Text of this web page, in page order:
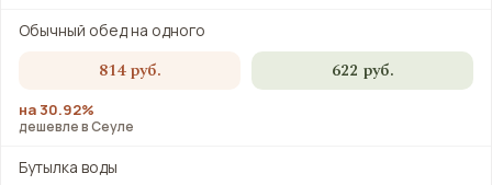
Обычный обед на одного
814 руб. 622 руб.
на 30.92%
дешевле в Сеуле
Бутылка воды